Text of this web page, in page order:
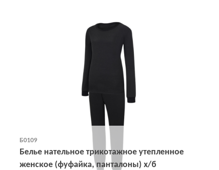
Б0109
Белье нательное трикотажное утепленное
женское (фуфайка, панталоны) х/б